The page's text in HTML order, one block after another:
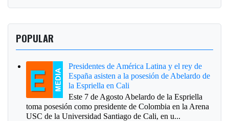
POPULAR
Presidentes de América Latina y el rey de
España asisten a la posesión de Abelardo de
la Espriella en Cali
Este 7 de Agosto Abelardo de la Espriella
toma posesión como presidente de Colombia en la Arena
USC de la Universidad Santiago de Cali, en u...